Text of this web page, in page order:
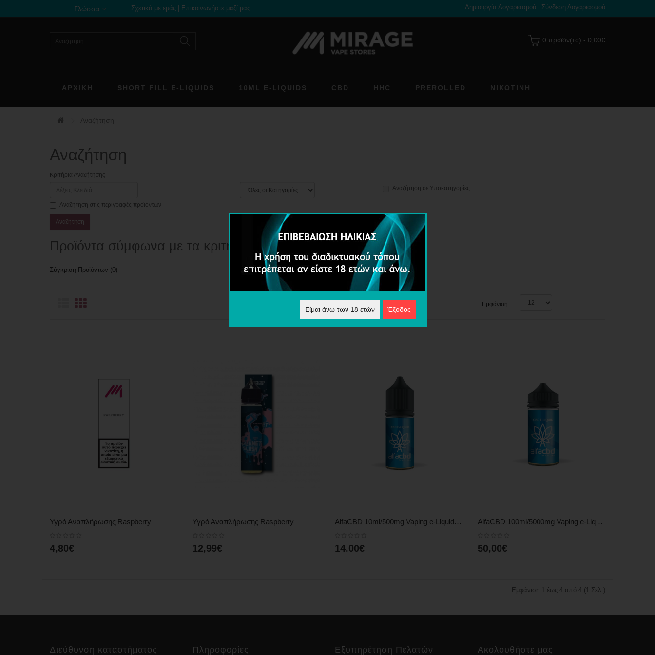
Γλώσσα Σχετικά με εμάς Επικοινωνήστε μαζί μας Δημιουργία Λογαριασμού Σύνδεση Λογαριασμού
0 προϊόν(τα) - 0,00€
ΑΡΧΙΚΗ SHORT FILL E-LIQUIDS 10ML E-LIQUIDS CBD HHC PREROLLED ΝΙΚΟΤΊΝΗ
Αναζήτηση
Αναζήτηση
Κριτήρια Αναζήτησης
Αναζήτηση σε Υποκατηγορίες
Αναζήτηση στις περιγραφές προϊόντων
Προϊόντα σύμφωνα με τα κριτήρια αναζήτησης
Σύγκριση Προϊόντων (0)
Εμφάνιση:
QUICK VIEW
Υγρό Αναπλήρωσης Raspberry
4,80€
QUICK VIEW
Υγρό Αναπλήρωσης Raspberry
12,99€
AlfaCBD 10ml/500mg Vaping e-Liquid - Blue Raspberry
14,00€
QUICK VIEW
AlfaCBD 100ml/5000mg Vaping e-Liquid - Blue Raspberry
50,00€
Εμφάνιση 1 έως 4 από 4 (1 Σελ.)
Διεύθυνση καταστήματος Πληροφορίες Εξυπηρέτηση Πελατών Ακολουθήστε μας
Είμαι άνω των 18 ετών Έξοδος